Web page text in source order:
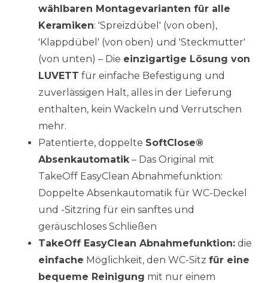
wählbaren Montagevarianten für alle
Keramiken: 'Spreizdübel' (von oben),
'Klappdübel' (von oben) und 'Steckmutter'
(von unten) – Die einzigartige Lösung von
LUVETT für einfache Befestigung und
zuverlässigen Halt, alles in der Lieferung
enthalten, kein Wackeln und Verrutschen
mehr.
Patentierte, doppelte SoftClose®
Absenkautomatik– Das Original mit
TakeOff EasyClean Abnahmefunktion:
Doppelte Absenkautomatik für WC-Deckel
und -Sitzring für ein sanftes und
geräuschloses Schließen
TakeOff EasyClean Abnahmefunktion: die
einfache Möglichkeit, den WC-Sitz für eine
bequeme Reinigung mit nur einem